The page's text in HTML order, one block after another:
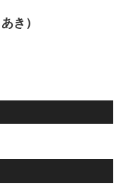
き）